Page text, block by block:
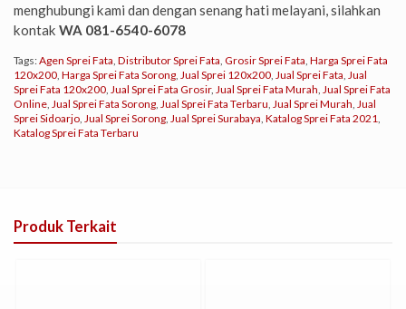
menghubungi kami dan dengan senang hati melayani, silahkan
kontak WA 081-6540-6078
Tags:Agen Sprei Fata Distributor Sprei Fata Grosir Sprei Fata Harga Sprei Fata
120x200 Harga Sprei Fata Sorong Jual Sprei 120x200 Jual Sprei Fata Jual
Sprei Fata 120x200 Jual Sprei Fata Grosir, Jual Sprei Fata Murah Jual Sprei Fata
Online Jual Sprei Fata Sorong Jual Sprei Fata Terbaru Jual Sprei Murah Jual
Sprei Sidoarjo Jual Sprei Sorong Jual Sprei Surabaya Katalog Sprei Fata 2021
Katalog Sprei Fata Terbaru
Produk Terkait